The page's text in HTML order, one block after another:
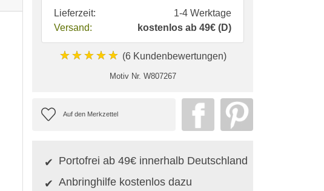
Lieferzeit:
1-4 Werktage
Versand:
kostenlos ab 49€ (D)
★★★★★ (6 Kundenbewertungen)
Motiv Nr. W807267
Portofrei ab 49€ innerhalb Deutschland
Anbringhilfe kostenlos dazu